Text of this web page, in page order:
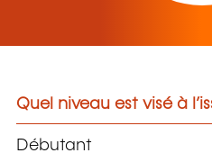
Quel niveau est visé à
Débutant